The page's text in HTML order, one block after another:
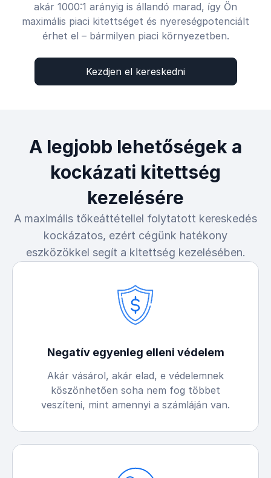
akár 1000:1 arányig is állandó marad, így Ön
maximális piaci kitettséget és nyereségpotenciált
érhet el – bármilyen piaci környezetben.
Kezdjen el kereskedni
A legjobb lehetőségek a
kockázati kitettség
kezelésére
A maximális tőkeáttétellel folytatott kereskedés
kockázatos, ezért cégünk hatékony
eszközökkel segít a kitettség kezelésében.
Negatív egyenleg elleni védelem
Akár vásárol, akár elad, e védelemnek
köszönhetően soha nem fog többet
veszíteni, mint amennyi a számláján van.